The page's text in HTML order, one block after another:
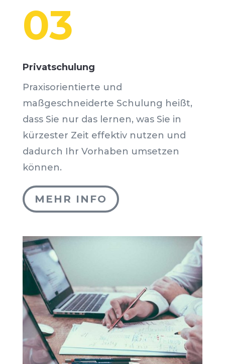
03
Privatschulung
Praxisorientierte und
maßgeschneiderte Schulung heißt,
dass Sie nur das lernen, was Sie in
kürzester Zeit effektiv nutzen und
dadurch Ihr Vorhaben umsetzen
können.
MEHR INFO